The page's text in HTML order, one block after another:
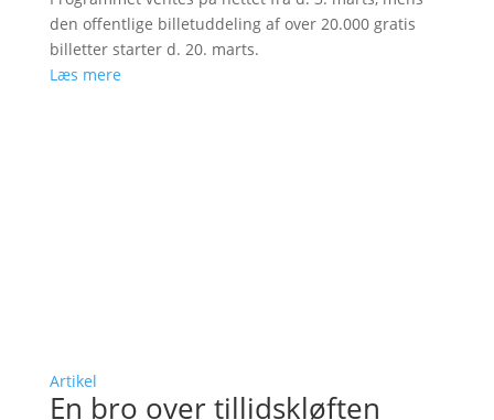
den offentlige billetuddeling af over 20.000 gratis
billetter starter d. 20. marts.
Læs mere
Artikel
En bro over tillidskløften